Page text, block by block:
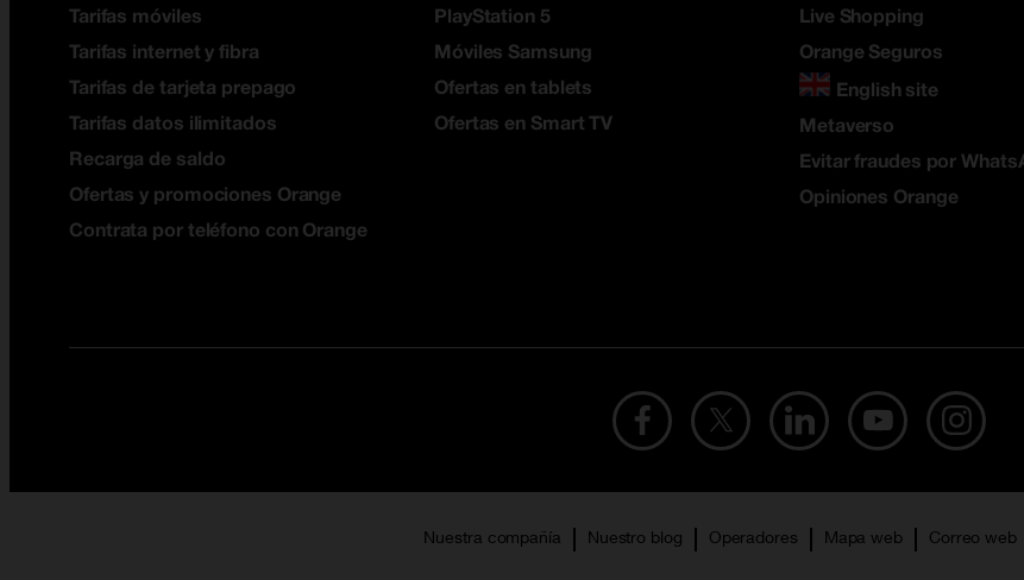
Tarifas móviles
Tarifas internet y fibra
Tarifas de tarjeta prepago
Tarifas datos ilimitados
Recarga de saldo
Ofertas y promociones Orange
Contrata por teléfono con Orange
PlayStation 5
Móviles Samsung
Ofertas en tablets
Ofertas en Smart TV
Live Shopping
Orange Seguros
English site
Metaverso
Evitar fraudes por
Opiniones Orange
Nuestra compañía Nuestro blog Operadores Mapa web Correo web